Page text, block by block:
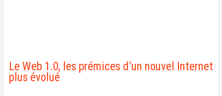
Le Web 1.0, les prémices d’un nouvel Internet
plus évolué